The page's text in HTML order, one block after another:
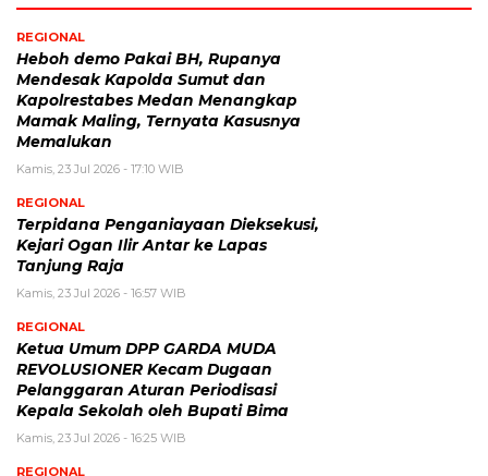
REGIONAL
Heboh demo Pakai BH, Rupanya
Mendesak Kapolda Sumut dan
Kapolrestabes Medan Menangkap
Mamak Maling, Ternyata Kasusnya
Memalukan
Kamis, 23 Jul 2026 - 17:10 WIB
REGIONAL
Terpidana Penganiayaan Dieksekusi,
Kejari Ogan Ilir Antar ke Lapas
Tanjung Raja
Kamis, 23 Jul 2026 - 16:57 WIB
REGIONAL
Ketua Umum DPP GARDA MUDA
REVOLUSIONER Kecam Dugaan
Pelanggaran Aturan Periodisasi
Kepala Sekolah oleh Bupati Bima
Kamis, 23 Jul 2026 - 16:25 WIB
REGIONAL